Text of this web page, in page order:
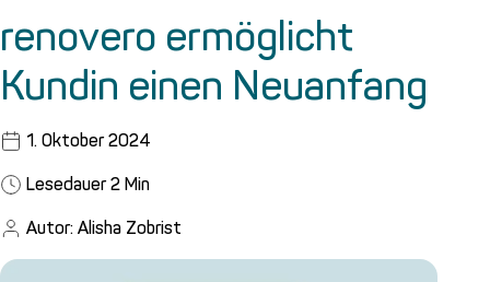
renovero ermöglicht
Kundin einen Neuanfang
1. Oktober 2024
Lesedauer 2 Min
Autor: Alisha Zobrist